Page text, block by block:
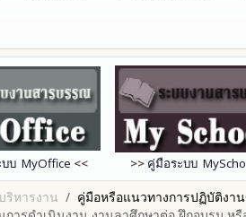
บ MyOffice << >> คู่มือระบบ
ริหารงาน คู่มือหรือแนวทางการปฏิบัติงา